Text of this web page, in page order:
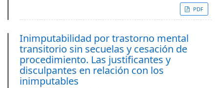
PDF
Inimputabilidad por trastorno mental
transitorio sin secuelas y cesación de
procedimiento. Las justificantes y
disculpantes en relación con los
inimputables